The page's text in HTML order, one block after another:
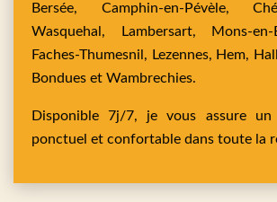
Bersée, Camphin-en-Pévèle,
Wasquehal,
Lambersart, Mons-
Faches-Thumesnil, Lezennes, Hem,
Bondues et Wambrechies.
Disponible 7j/7, je vous assure un
ponctuel et confortable dans toute la